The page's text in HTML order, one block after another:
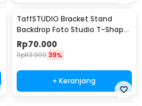
TaffSTUDIO Bracket Stand
Backdrop Foto Studio T-Shape
with 2 Clip 60x70cm - M138
Rp70.000
Rp113.900 39%
+ Keranjang